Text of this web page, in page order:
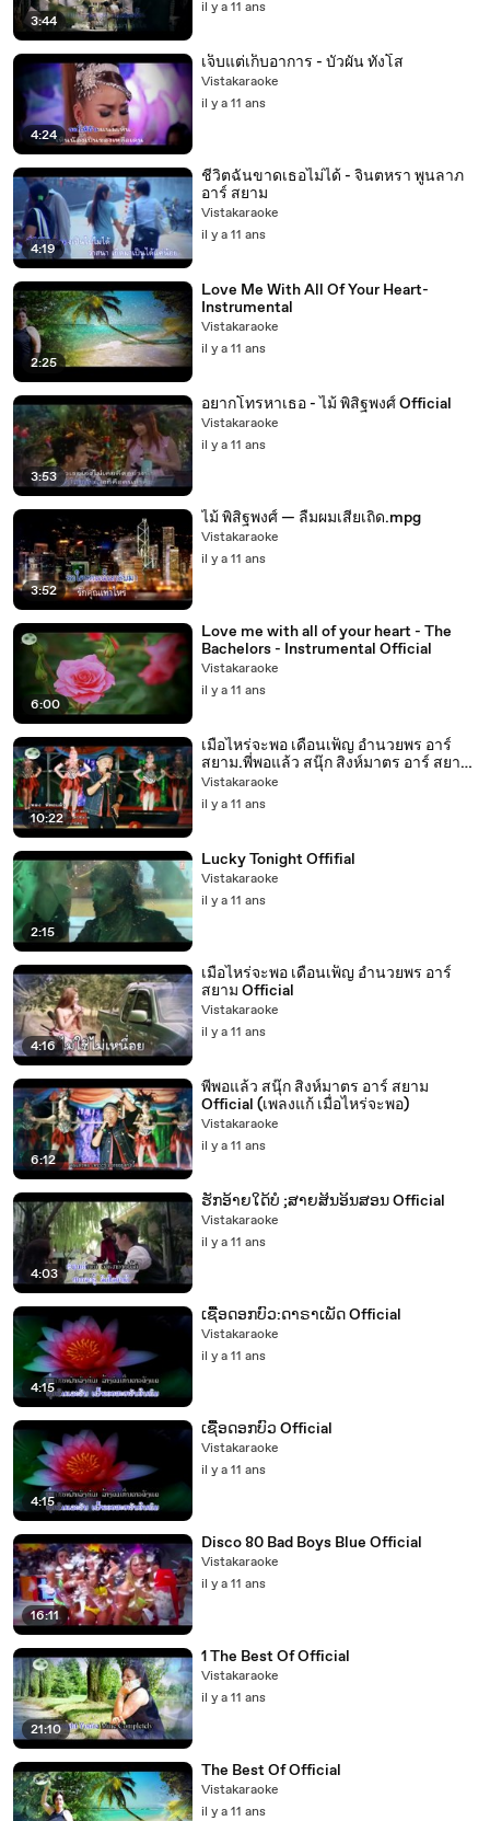
3:44
il y a 11 ans
4:24
เจ็บแต่เก็บอาการ - บัวผัน ทังโส
Vistakaraoke
il y a 11 ans
4:19
ชีวิตฉันขาดเธอไม่ได้ - จินตหรา พูนลาภ
อาร์ สยาม
Vistakaraoke
il y a 11 ans
2:25
Love Me With All Of Your Heart-
Instrumental
Vistakaraoke
il y a 11 ans
3:53
อยากโทรหาเธอ - ไม้ พิสิฐพงศ์ Official
Vistakaraoke
il y a 11 ans
3:52
ไม้ พิสิฐพงศ์ — ลืมผมเสียเถิด.mpg
Vistakaraoke
il y a 11 ans
6:00
Love me with all of your heart - The
Bachelors - Instrumental Official
Vistakaraoke
il y a 11 ans
10:22
เมื่อไหร่จะพอ เดือนเพ็ญ อำนวยพร อาร์
สยาม.พี่พอแล้ว สนุ๊ก สิงห์มาตร อาร์ สยาม
Official
Vistakaraoke
il y a 11 ans
2:15
Lucky Tonight Offifial
Vistakaraoke
il y a 11 ans
4:16
เมื่อไหร่จะพอ เดือนเพ็ญ อำนวยพร อาร์
สยาม Official
Vistakaraoke
il y a 11 ans
6:12
พี่พอแล้ว สนุ๊ก สิงห์มาตร อาร์ สยาม
Official (เพลงแก้ เมื่อไหร่จะพอ)
Vistakaraoke
il y a 11 ans
4:03
ຮັກອ້າຍໃດ້ບໍ ;ສາຍສິນອິນສອນ Official
Vistakaraoke
il y a 11 ans
4:15
ເຊື້ອດອກບົວ:ດາຣາເພັດ Official
Vistakaraoke
il y a 11 ans
4:15
ເຊື້ອດອກບົວ Official
Vistakaraoke
il y a 11 ans
16:11
Disco 80 Bad Boys Blue Official
Vistakaraoke
il y a 11 ans
21:10
1 The Best Of Official
Vistakaraoke
il y a 11 ans
The Best Of Official
Vistakaraoke
il y a 11 ans